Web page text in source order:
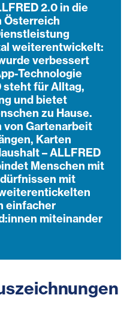
2.0 in die
Österreich
weiterentwickelt:
verbessert
Technologie
steht für Alltag,
und bietet
zu Hause.
von Gartenarbeit
Karten
– ALLFRED
Menschen mit
mit
einfacher
miteinander